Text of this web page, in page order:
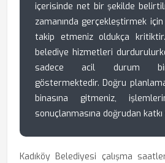
içerisinde net bir şekilde
zamanında gerçekleştirmek
takip etmeniz oldukça
belediye hizmetleri
sadece acil durum
göstermektedir. Doğru
binasına gitmeniz,
sonuçlanmasına doğrudan
Kadıköy Belediyesi çalışma